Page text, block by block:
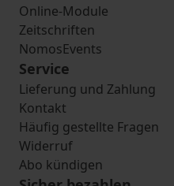
Online-Module
Zeitschriften
NomosEvents
Service
Lieferung und Zahlung
Kontakt
Häufig gestellte Fragen
Widerruf
Abo kündigen